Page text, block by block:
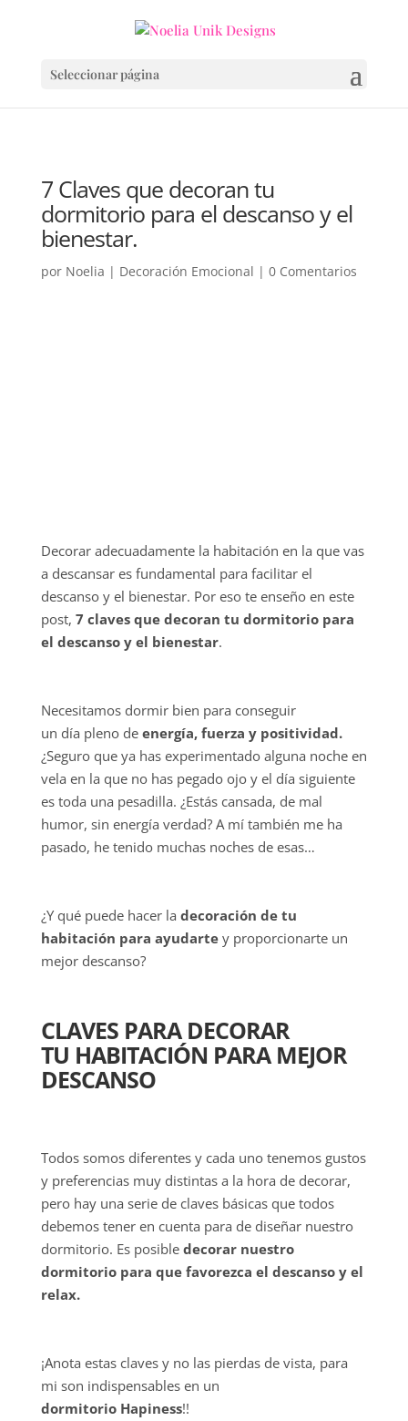
Seleccionar página
7 Claves que decoran tu
dormitorio para el descanso y el
bienestar.
por Noelia | Decoración Emocional | 0 Comentarios
Decorar adecuadamente la habitación en la que vas
a descansar es fundamental para facilitar el
descanso y el bienestar. Por eso te enseño en este
post, 7 claves que decoran tu dormitorio para
el descanso y el bienestar.
Necesitamos dormir bien para conseguir
un día pleno de energía, fuerza y positividad.
¿Seguro que ya has experimentado alguna noche en
vela en la que no has pegado ojo y el día siguiente
es toda una pesadilla. ¿Estás cansada, de mal
humor, sin energía verdad? A mí también me ha
pasado, he tenido muchas noches de esas…
¿Y qué puede hacer la decoración de tu
habitación para ayudartey proporcionarte un
mejor descanso?
CLAVES PARA DECORAR
TU HABITACIÓN PARA MEJOR
DESCANSO
Todos somos diferentes y cada uno tenemos gustos
y preferencias muy distintas a la hora de decorar,
pero hay una serie de claves básicas que todos
debemos tener en cuenta para de diseñar nuestro
dormitorio. Es posible decorar nuestro
dormitorio para que favorezca el descanso y el
relax.
¡Anota estas claves y no las pierdas de vista, para
mi son indispensables en un
dormitorio Hapiness!!